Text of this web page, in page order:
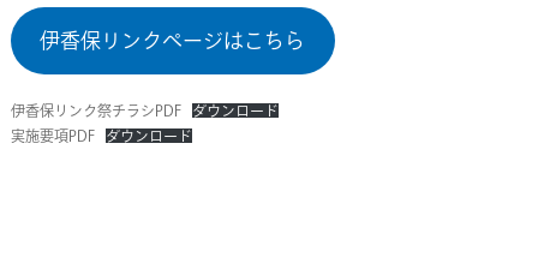
伊香保リンクページはこちら
伊香保リンク祭チラシPDF
ダウンロード
実施要項PDF
ダウンロード